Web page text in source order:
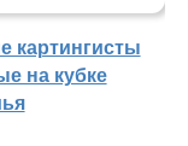
картингисты
на кубке